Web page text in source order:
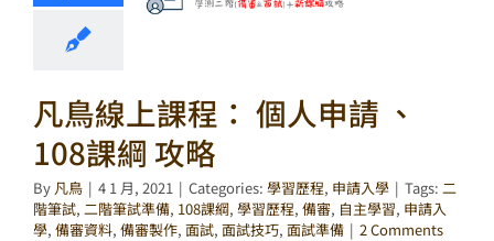
凡鳥線上課程： 個人申請 、
108課綱 攻略
By 凡鳥 | 4 1 月, 2021 | Categories: 學習歷程, 申請入學 | Tags: 二
階筆試, 二階筆試準備, 108課綱, 學習歷程, 備審, 自主學習, 申請入
學, 備審資料, 備審製作, 面試, 面試技巧, 面試準備 | 2 Comments